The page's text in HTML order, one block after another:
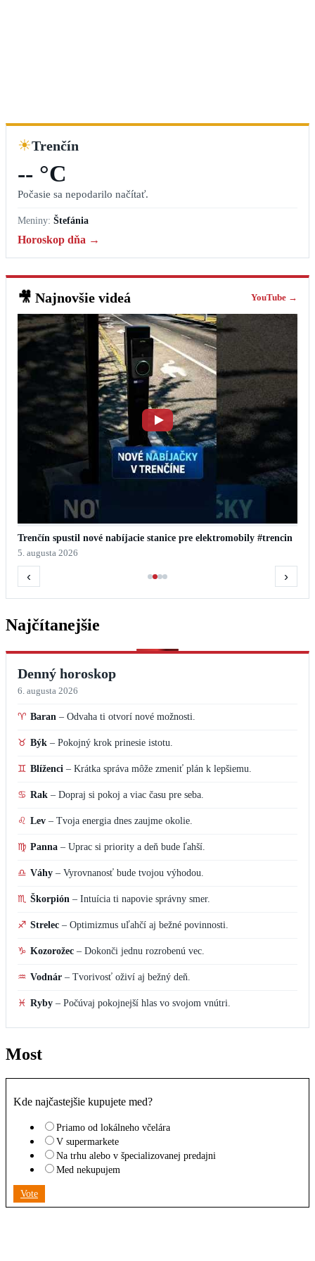
☀Trenčín
-- °C
Počasie sa nepodarilo načítať.
Meniny: Štefánia
Horoskop dňa →
🎥 Najnovšie videá YouTube →
Trenčín spustil nové nabíjacie stanice pre elektromobily #trencin
5. augusta 2026
‹ ›
Najčítanejšie
Denný horoskop
6. augusta 2026
♈ Baran – Odvaha ti otvorí nové možnosti.
♉ Býk – Pokojný krok prinesie istotu.
♊ Blíženci – Krátka správa môže zmeniť plán k lepšiemu.
♋ Rak – Dopraj si pokoj a viac času pre seba.
♌ Lev – Tvoja energia dnes zaujme okolie.
♍ Panna – Uprac si priority a deň bude ľahší.
♎ Váhy – Vyrovnanosť bude tvojou výhodou.
♏ Škorpión – Intuícia ti napovie správny smer.
♐ Strelec – Optimizmus uľahčí aj bežné povinnosti.
♑ Kozorožec – Dokonči jednu rozrobenú vec.
♒ Vodnár – Tvorivosť oživí aj bežný deň.
♓ Ryby – Počúvaj pokojnejší hlas vo svojom vnútri.
Most
Kde najčastejšie kupujete med?
Priamo od lokálneho včelára
V supermarkete
Na trhu alebo v špecializovanej predajni
Med nekupujem
Vote